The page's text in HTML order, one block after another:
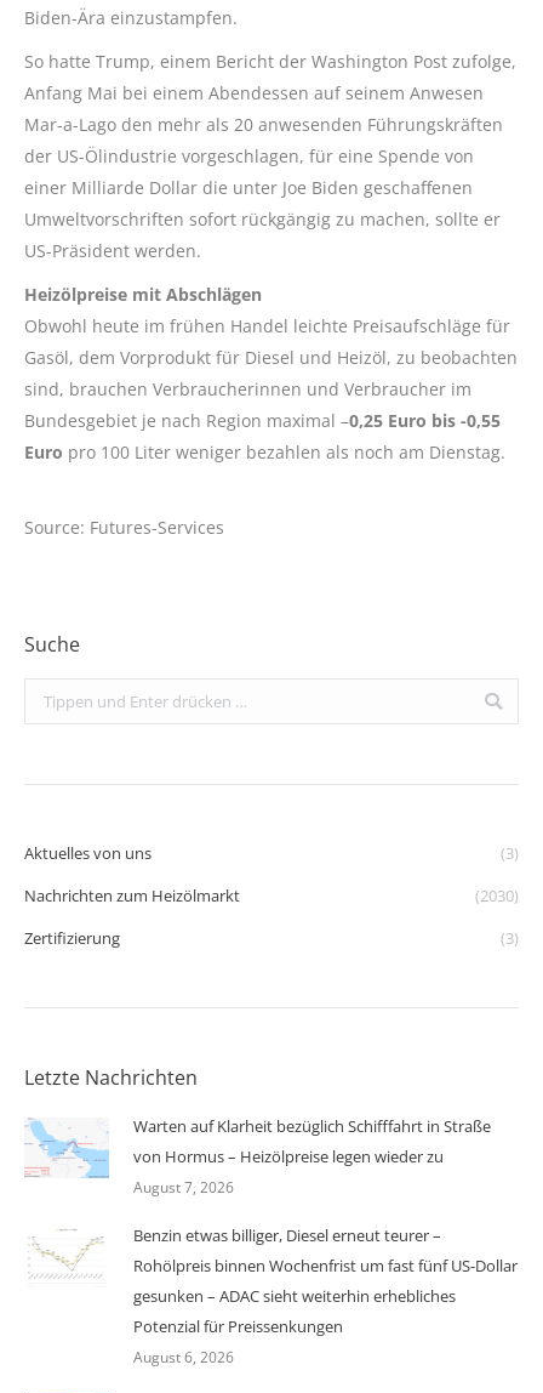
Biden-Ära einzustampfen.
So hatte Trump, einem Bericht der Washington Post zufolge,
Anfang Mai bei einem Abendessen auf seinem Anwesen
Mar-a-Lago den mehr als 20 anwesenden Führungskräften
der US-Ölindustrie vorgeschlagen, für eine Spende von
einer Milliarde Dollar die unter Joe Biden geschaffenen
Umweltvorschriften sofort rückgängig zu machen, sollte er
US-Präsident werden.
Heizölpreise mit Abschlägen
Obwohl heute im frühen Handel leichte Preisaufschläge für
Gasöl, dem Vorprodukt für Diesel und Heizöl, zu beobachten
sind, brauchen Verbraucherinnen und Verbraucher im
Bundesgebiet je nach Region maximal –0,25 Euro bis -0,55
Euro pro 100 Liter weniger bezahlen als noch am Dienstag.
Source: Futures-Services
Suche
Search:
Aktuelles von uns
(3)
Nachrichten zum Heizölmarkt
(2030)
Zertifizierung
(3)
Letzte Nachrichten
Warten auf Klarheit bezüglich Schifffahrt in Straße
von Hormus – Heizölpreise legen wieder zu
August 7, 2026
Benzin etwas billiger, Diesel erneut teurer –
Rohölpreis binnen Wochenfrist um fast fünf US-Dollar
gesunken – ADAC sieht weiterhin erhebliches
Potenzial für Preissenkungen
August 6, 2026